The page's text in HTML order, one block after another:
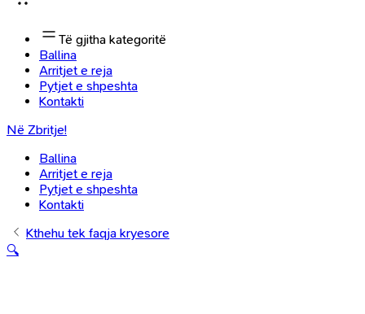
Të gjitha kategoritë
Ballina
Arritjet e reja
Pytjet e shpeshta
Kontakti
Në Zbritje!
Ballina
Arritjet e reja
Pytjet e shpeshta
Kontakti
Kthehu tek faqja kryesore
🔍